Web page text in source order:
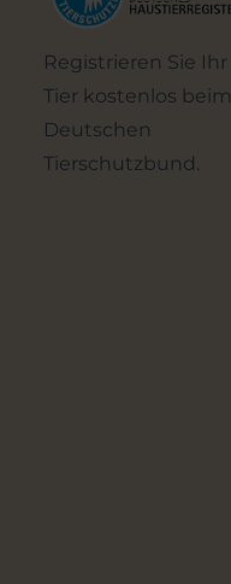
Registrieren Sie Ihr
Tier kostenlos beim
Deutschen
Tierschutzbund.